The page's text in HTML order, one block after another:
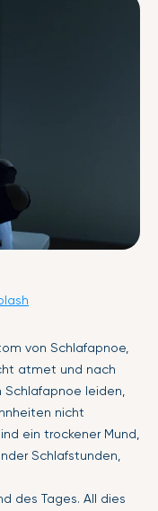
von Schlafapnoe,
atmet und nach
leiden,
nicht
ein trockener Mund,
Schlafstunden,
des Tages. All dies